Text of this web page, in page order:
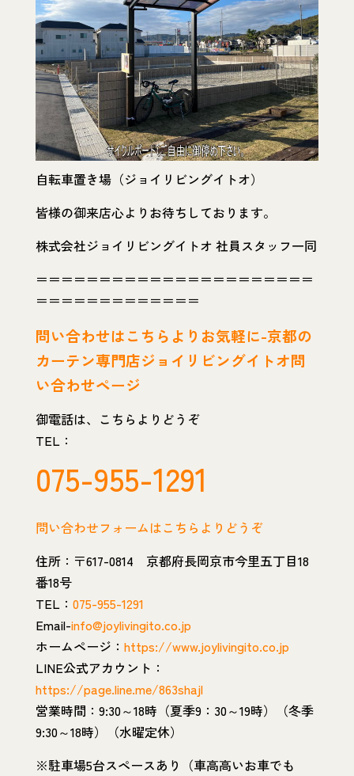
自転車置き場（ジョイリビングイトオ）
皆様の御来店心よりお待ちしております。
株式会社ジョイリビングイトオ 社員スタッフ一同
＝＝＝＝＝＝＝＝＝＝＝＝＝＝＝＝＝＝＝＝＝＝
＝＝＝＝＝＝＝＝＝＝＝＝＝
問い合わせはこちらよりお気軽に-京都の
カーテン専門店ジョイリビングイトオ問
い合わせページ
御電話は、こちらよりどうぞ
TEL：
075-955-1291
問い合わせフォームはこちらよりどうぞ
住所：〒617-0814 京都府長岡京市今里五丁目18
番18号
TEL： 075-955-1291
Email-info@joylivingito.co.jp
ホームページ： https://www.joylivingito.co.jp
LINE公式アカウント：
https://page.line.me/863shajl
営業時間：9:30～18時（夏季9：30～19時）（冬季
9:30～18時）（水曜定休）
※駐車場5台スペースあり（車高高いお車でも